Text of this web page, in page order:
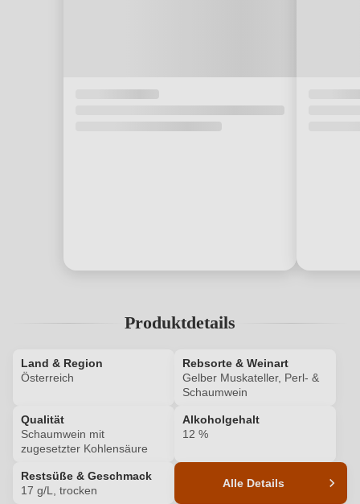
Produktdetails
Land & Region
Österreich
Rebsorte & Weinart
Gelber Muskateller, Perl- &
Schaumwein
Qualität
Schaumwein mit
zugesetzter Kohlensäure
Alkoholgehalt
12 %
Restsüße & Geschmack
17 g/L, trocken
Alle Details